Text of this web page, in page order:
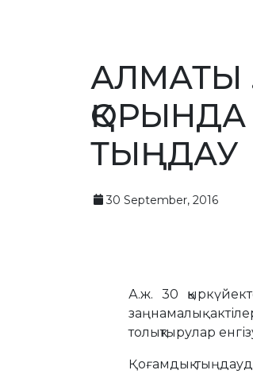
АЛМАТЫ
ТЫҢДАУ
30 September, 2016
А.ж. 30
заңнамалық
толықтырулар
Қоғамдық